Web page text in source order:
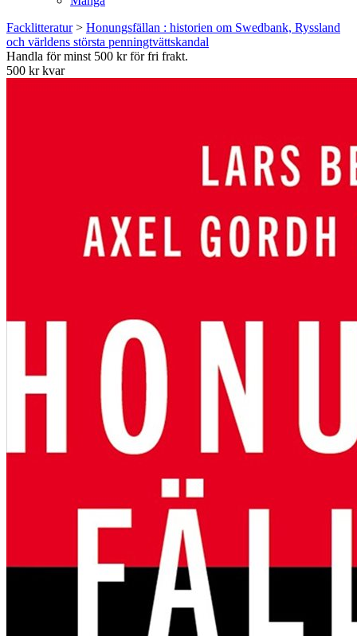
Facklitteratur> Honungsfällan : historien om Swedbank, Ryssland
och världens största penningtvättskandal
Handla för minst 500 kr för fri frakt.
500 kr kvar